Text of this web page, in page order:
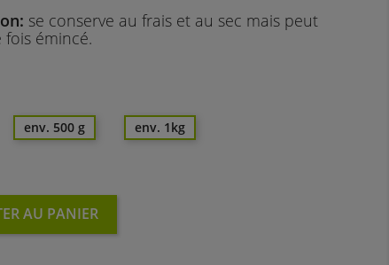
se conserve au frais et au sec mais peut
émincé.
env. 500 g env. 1kg
AU PANIER